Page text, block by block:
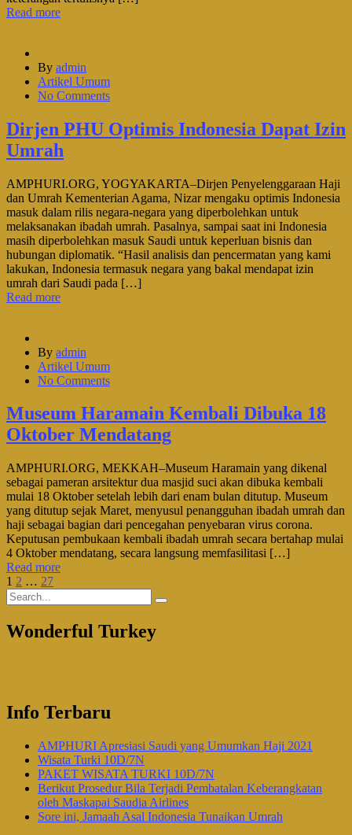
Read more
By admin
Artikel Umum
No Comments
Dirjen PHU Optimis Indonesia Dapat Izin
Umrah
AMPHURI.ORG, YOGYAKARTA–Dirjen Penyelenggaraan Haji
dan Umrah Kementerian Agama, Nizar mengaku optimis Indonesia
masuk dalam rilis negara-negara yang diperbolehkan untuk
melaksanakan ibadah umrah. Pasalnya, sampai saat ini Indonesia
masih diperbolehkan masuk Saudi untuk keperluan bisnis dan
hubungan diplomatik. “Hasil analisis dan pencermatan yang kami
lakukan, Indonesia termasuk negara yang bakal mendapat izin
umrah dari Saudi pada […]
Read more
By admin
Artikel Umum
No Comments
Museum Haramain Kembali Dibuka 18
Oktober Mendatang
AMPHURI.ORG, MEKKAH–Museum Haramain yang dikenal
sebagai pameran arsitektur dua masjid suci akan dibuka kembali
mulai 18 Oktober setelah lebih dari enam bulan ditutup. Museum
yang ditutup sejak Maret, menyusul penangguhan ibadah umrah dan
haji sebagai bagian dari pencegahan penyebaran virus corona.
Keputusan pembukaan kembali ibadah umrah secara bertahap mulai
4 Oktober mendatang, secara langsung memfasilitasi […]
Read more
1 2 … 27
Wonderful Turkey
Info Terbaru
AMPHURI Apresiasi Saudi yang Umumkan Haji 2021
Wisata Turki 10D/7N
PAKET WISATA TURKI 10D/7N
Berikut Prosedur Bila Terjadi Pembatalan Keberangkatan
oleh Maskapai Saudia Airlines
Sore ini, Jamaah Asal Indonesia Tunaikan Umrah